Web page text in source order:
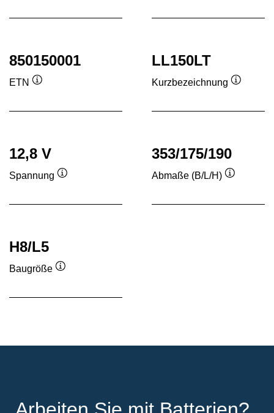
850150001
ETN
LL150LT
Kurzbezeichnung
12,8 V
Spannung
353/175/190
Abmaße (B/L/H)
H8/L5
Baugröße